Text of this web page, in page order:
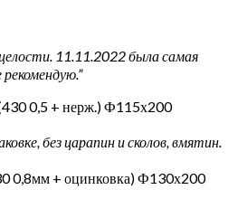
целости. 11.11.2022 была самая
0,5 + нерж.) Ф115х200
без царапин и сколов, вмятин.
0,8мм + оцинковка) Ф130х200